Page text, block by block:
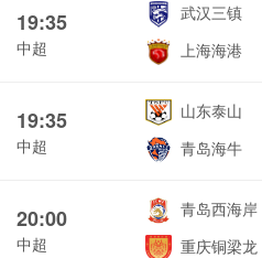
19:35
中超
武汉三镇
上海海港
19:35
中超
山东泰山
青岛海牛
20:00
中超
青岛西海岸
重庆铜梁龙